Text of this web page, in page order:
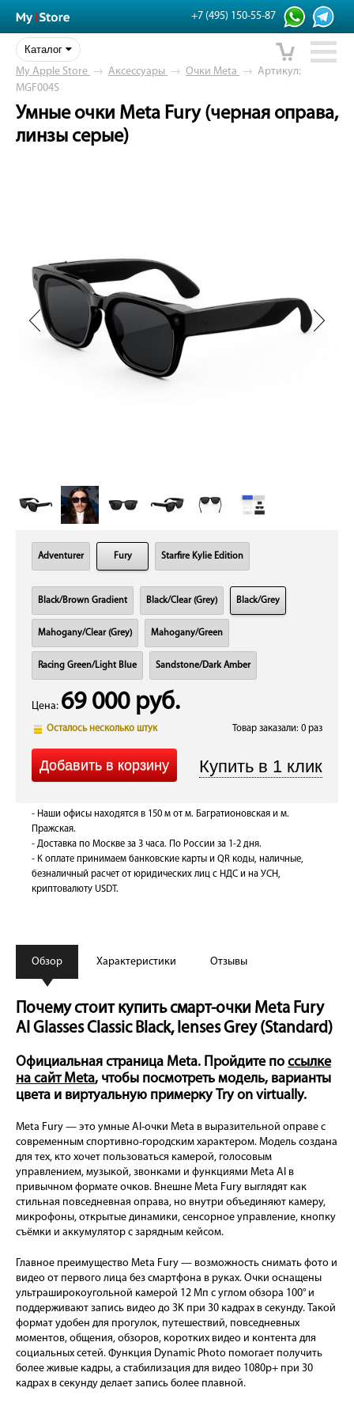
+7 (495) 150-55-87
Каталог
My Apple Store → Аксессуары → Очки Meta → Артикул:
MGF004S
Умные очки Meta Fury (черная оправа,
линзы серые)
Adventurer Fury Starfire Kylie Edition
Black/Brown Gradient Black/Clear (Grey) Black/Grey
Mahogany/Clear (Grey) Mahogany/Green
Racing Green/Light Blue Sandstone/Dark Amber
Цена: 69 000 руб.
Осталось несколько штук Товар заказали: 0 раз
- Наши офисы находятся в 150 м от м. Багратионовская и м.
Пражская.
- Доставка по Москве за 3 часа. По России за 1-2 дня.
- К оплате принимаем банковские карты и QR коды, наличные,
безналичный расчет от юридических лиц с НДС и на УСН,
криптовалюту USDT.
Обзор Характеристики Отзывы
Почему стоит купить смарт-очки Meta Fury
AI Glasses Classic Black, lenses Grey (Standard)
Официальная страница Meta. Пройдите по ссылке
на сайт Meta, чтобы посмотреть модель, варианты
цвета и виртуальную примерку Try on virtually.
Meta Fury — это умные AI-очки Meta в выразительной оправе с
современным спортивно-городским характером. Модель создана
для тех, кто хочет пользоваться камерой, голосовым
управлением, музыкой, звонками и функциями Meta AI в
привычном формате очков. Внешне Meta Fury выглядят как
стильная повседневная оправа, но внутри объединяют камеру,
микрофоны, открытые динамики, сенсорное управление, кнопку
съёмки и аккумулятор с зарядным кейсом.
Главное преимущество Meta Fury — возможность снимать фото и
видео от первого лица без смартфона в руках. Очки оснащены
ультраширокоугольной камерой 12 Мп с углом обзора 100° и
поддерживают запись видео до 3K при 30 кадрах в секунду. Такой
формат удобен для прогулок, путешествий, повседневных
моментов, общения, обзоров, коротких видео и контента для
социальных сетей. Функция Dynamic Photo помогает получить
более живые кадры, а стабилизация для видео 1080p+ при 30
кадрах в секунду делает запись более плавной.